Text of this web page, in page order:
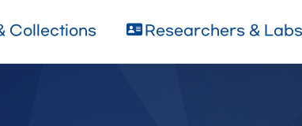
Collections Researchers & Labs